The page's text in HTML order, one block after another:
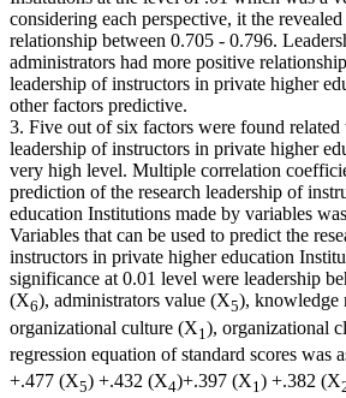
considering each perspective, it the
relationship between 0.705 - 0.796.
administrators had more positive
leadership of instructors in private higher
other factors predictive.
3. Five out of six factors were found related
leadership of instructors in private higher
very high level. Multiple correlation
prediction of the research leadership of
education Institutions made by variables
Variables that can be used to predict the
instructors in private higher education
significance at 0.01 level were leadership
(X6), administrators value (X5), knowledge
organizational culture (X1 ), organizational
regression equation of standard scores
+.477 (X5) +.432 (X4)+.397 (X1) +.382 (X